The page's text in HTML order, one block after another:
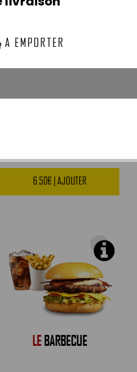
6.50€ | AJOUTER
LEBARBECUE